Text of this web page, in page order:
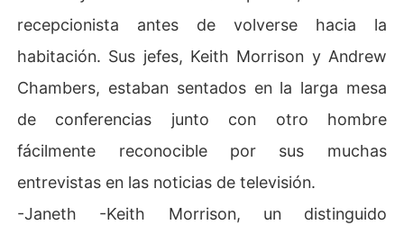
recepcionista antes de volverse hacia la
habitación. Sus jefes, Keith Morrison y Andrew
Chambers, estaban sentados en la larga mesa
de conferencias junto con otro hombre
fácilmente reconocible por sus muchas
entrevistas en las noticias de televisión.
-Janeth -Keith Morrison, un distinguido